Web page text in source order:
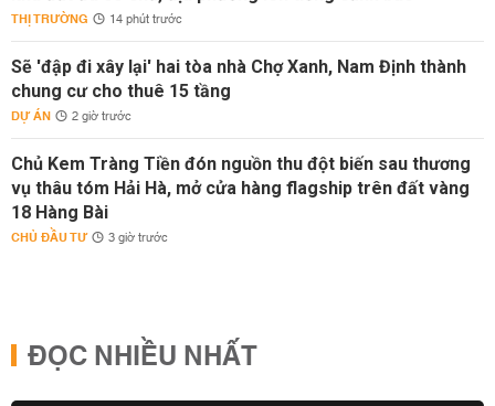
THỊ TRƯỜNG 14 phút trước
Sẽ 'đập đi xây lại' hai tòa nhà Chợ Xanh, Nam Định thành
chung cư cho thuê 15 tầng
DỰ ÁN 2 giờ trước
Chủ Kem Tràng Tiền đón nguồn thu đột biến sau thương
vụ thâu tóm Hải Hà, mở cửa hàng flagship trên đất vàng
18 Hàng Bài
CHỦ ĐẦU TƯ 3 giờ trước
ĐỌC NHIỀU NHẤT